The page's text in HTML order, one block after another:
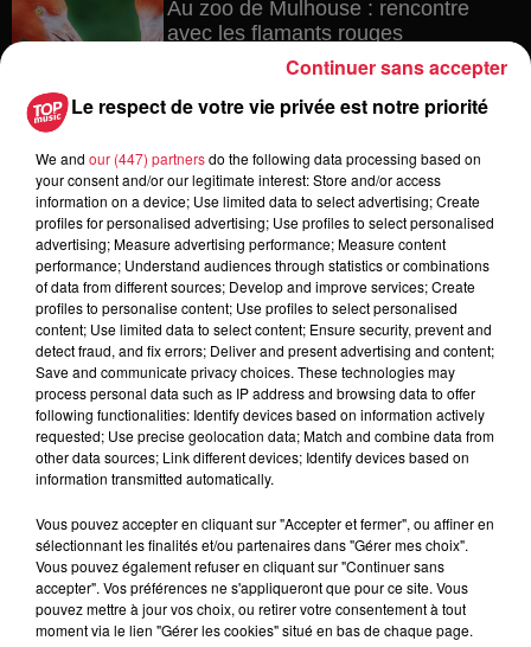
Au zoo de Mulhouse : rencontre
avec les flamants rouges
Les dernières infos sur la venue du
pape à Metz en septembre
5 août 2026
Europa-Park : des précisons sur
l’après Euro-Mir
Dans la même série
Thierry du Domaine Wunsch et
Mann à Wettolsheim !
Le respect de votre vie privée est notre priorité
We and our (447) partnersdo the following data processing based on
your consent and/or our legitimate interest: Store and/or access
information on a device; Use limited data to select advertising; Create
profiles for personalised advertising; Use profiles to select personalised
advertising; Measure advertising performance; Measure content
performance; Understand audiences through statistics or combinations
of data from different sources; Develop and improve services; Create
profiles to personalise content; Use profiles to select personalised
content; Use limited data to select content; Ensure security, prevent and
detect fraud, and fix errors; Deliver and present advertising and content;
Save and communicate privacy choices. These technologies may
process personal data such as IP address and browsing data to offer
following functionalities: Identify devices based on information actively
requested; Use precise geolocation data; Match and combine data from
other data sources; Link different devices; Identify devices based on
information transmitted automatically.
Vous pouvez accepter en cliquant sur "Accepter et fermer", ou affiner en
sélectionnant les finalités et/ou partenaires dans "Gérer mes choix".
Vous pouvez également refuser en cliquant sur "Continuer sans
accepter". Vos préférences ne s'appliqueront que pour ce site. Vous
pouvez mettre à jour vos choix, ou retirer votre consentement à tout
moment via le lien "Gérer les cookies" situé en bas de chaque page.
Continuer sans accepter